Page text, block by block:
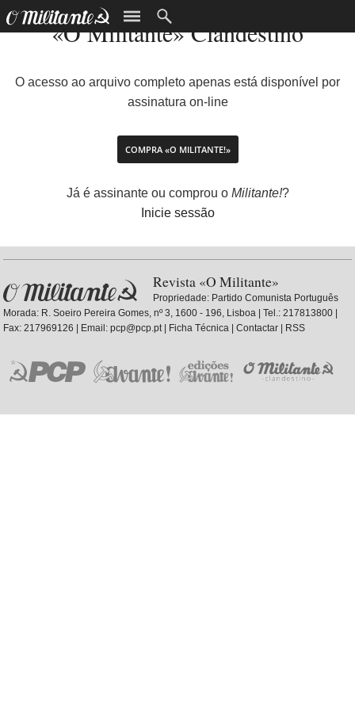
«O Militante» Clandestino
O acesso ao arquivo completo apenas está disponível por
assinatura on-line
COMPRA «O MILITANTE!»
Já é assinante ou comprou o Militante!?
Inicie sessão
Revista «O Militante»
Propriedade: Partido Comunista Português
Morada: R. Soeiro Pereira Gomes, nº 3, 1600 - 196, Lisboa | Tel.: 217813800 |
Fax: 217969126 | Email: pcp@pcp.pt |
Ficha Técnica |Contactar RSS